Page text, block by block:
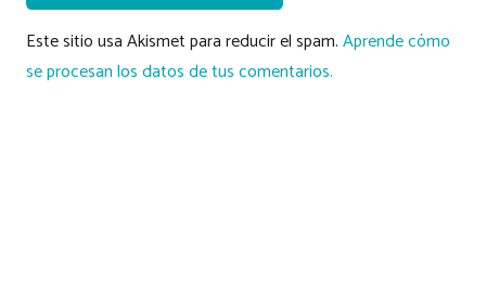
Este sitio usa Akismet para reducir el spam.Aprende cómo
se procesan los datos de tus comentarios.